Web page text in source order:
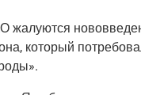
жалу­ют­ся
кото­рый